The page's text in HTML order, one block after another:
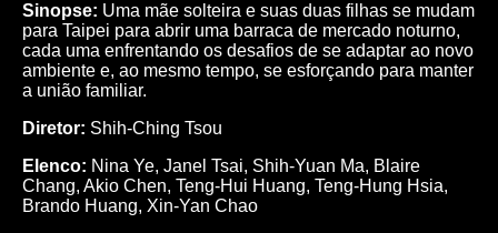
Sinopse: Uma mãe solteira e suas duas filhas se mudam
para Taipei para abrir uma barraca de mercado noturno,
cada uma enfrentando os desafios de se adaptar ao novo
ambiente e, ao mesmo tempo, se esforçando para manter
a união familiar.
Diretor: Shih-Ching Tsou
Elenco: Nina Ye, Janel Tsai, Shih-Yuan Ma, Blaire
Chang, Akio Chen, Teng-Hui Huang, Teng-Hung Hsia,
Brando Huang, Xin-Yan Chao